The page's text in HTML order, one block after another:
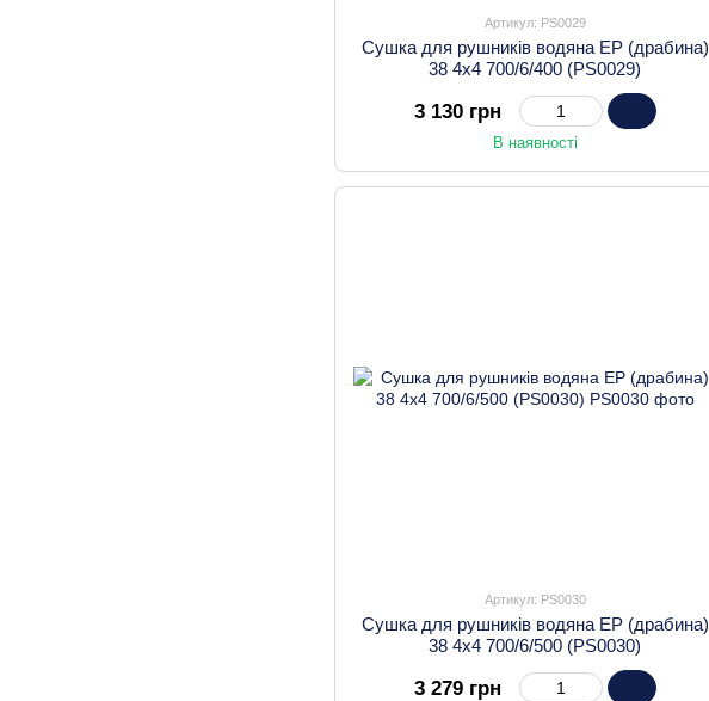
Артикул: PS0029
Сушка для рушників водяна EP (драбина)
38 4х4 700/6/400 (PS0029)
3 130 грн
В наявності
Артикул: PS0030
Сушка для рушників водяна EP (драбина)
38 4х4 700/6/500 (PS0030)
3 279 грн